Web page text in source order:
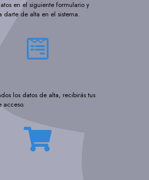
en el siguiente formulario y
darte de alta en el sistema.
los datos de alta, recibirás tus
acceso.